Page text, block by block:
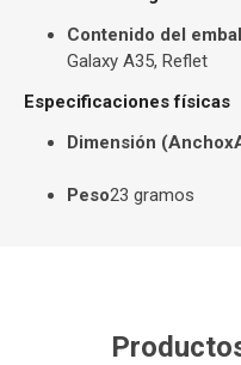
Contenido del
Galaxy A35, Reflet
Especificaciones físicas
Dimensión
Peso23 gramos